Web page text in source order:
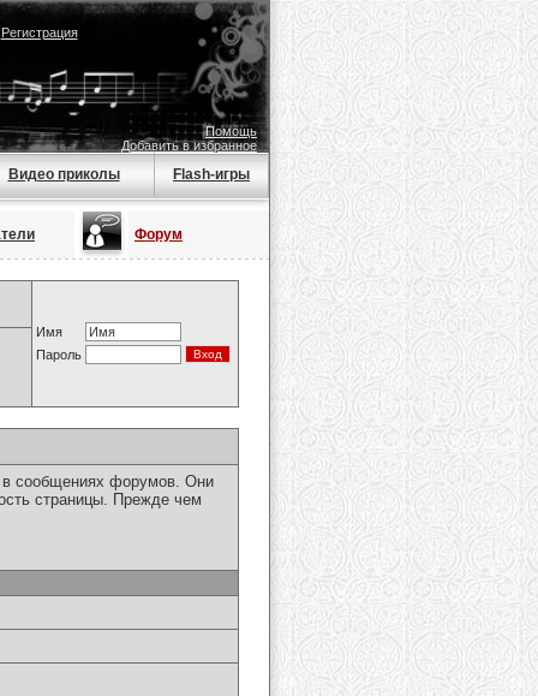
Регистрация
Помощь
Добавить в избранное
Видео приколы Flash-игры
Форум
Имя
Пароль
в сообщениях форумов. Они
страницы. Прежде чем